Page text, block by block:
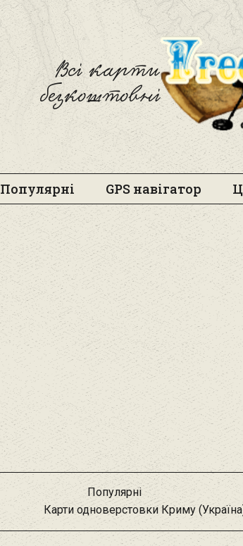
Всі карти
безкоштовні
Популярні GPS навігатор
Популярні
Карти одноверстовки Криму